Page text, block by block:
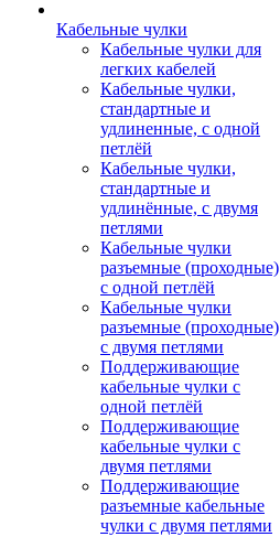
Кабельные чулки
Кабельные чулки для
легких кабелей
Кабельные чулки,
стандартные и
удлиненные, с одной
петлёй
Кабельные чулки,
стандартные и
удлинённые, с двумя
петлями
Кабельные чулки
разъемные (проходные)
с одной петлёй
Кабельные чулки
разъемные (проходные)
с двумя петлями
Поддерживающие
кабельные чулки с
одной петлёй
Поддерживающие
кабельные чулки с
двумя петлями
Поддерживающие
разъемные кабельные
чулки с двумя петлями